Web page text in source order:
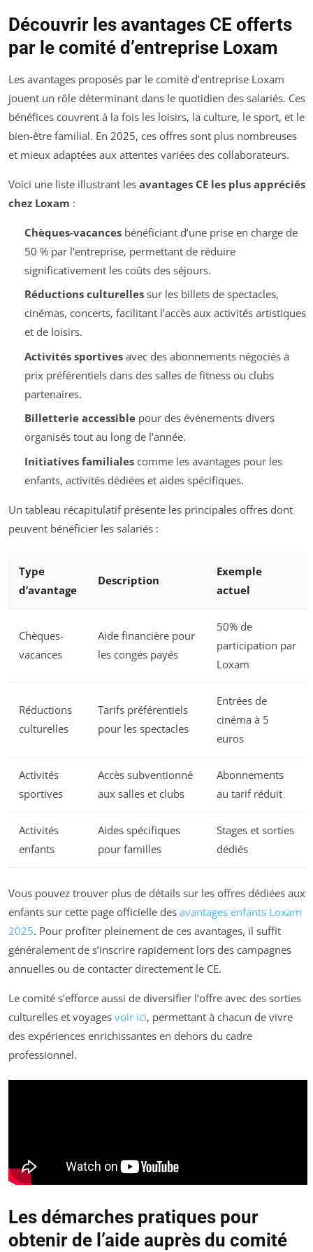
Découvrir les avantages CE offerts
par le comité d’entreprise Loxam
Les avantages proposés par le comité d’entreprise Loxam
jouent un rôle déterminant dans le quotidien des salariés. Ces
bénéfices couvrent à la fois les loisirs, la culture, le sport, et le
bien-être familial. En 2025, ces offres sont plus nombreuses
et mieux adaptées aux attentes variées des collaborateurs.
Voici une liste illustrant les avantages CE les plus appréciés
chez Loxam :
Chèques-vacancesbénéficiant d’une prise en charge de
50 % par l’entreprise, permettant de réduire
significativement les coûts des séjours.
Réductions culturellessur les billets de spectacles,
cinémas, concerts, facilitant l’accès aux activités artistiques
et de loisirs.
Activités sportivesavec des abonnements négociés à
prix préférentiels dans des salles de fitness ou clubs
partenaires.
Billetterie accessiblepour des événements divers
organisés tout au long de l’année.
Initiatives familialescomme les avantages pour les
enfants, activités dédiées et aides spécifiques.
Un tableau récapitulatif présente les principales offres dont
peuvent bénéficier les salariés :
Type
d’avantage
Description
Exemple
actuel
Chèques-
vacances
Aide financière pour
les congés payés
50% de
participation par
Loxam
Réductions
culturelles
Tarifs préférentiels
pour les spectacles
Entrées de
cinéma à 5
euros
Activités
sportives
Accès subventionné
aux salles et clubs
Abonnements
au tarif réduit
Activités
enfants
Aides spécifiques
pour familles
Stages et sorties
dédiés
Vous pouvez trouver plus de détails sur les offres dédiées aux
enfants sur cette page officielle des avantages enfants Loxam
2025. Pour profiter pleinement de ces avantages, il suffit
généralement de s’inscrire rapidement lors des campagnes
annuelles ou de contacter directement le CE.
Le comité s’efforce aussi de diversifier l’offre avec des sorties
culturelles et voyages voir ici, permettant à chacun de vivre
des expériences enrichissantes en dehors du cadre
professionnel.
Les démarches pratiques pour
obtenir de l’aide auprès du comité